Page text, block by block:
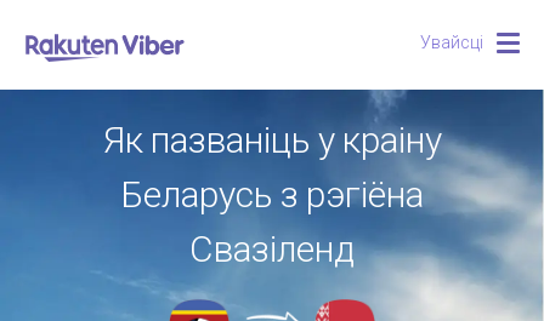
Увайсці
Як пазваніць у краіну
Беларусь з рэгіёна
Свазіленд